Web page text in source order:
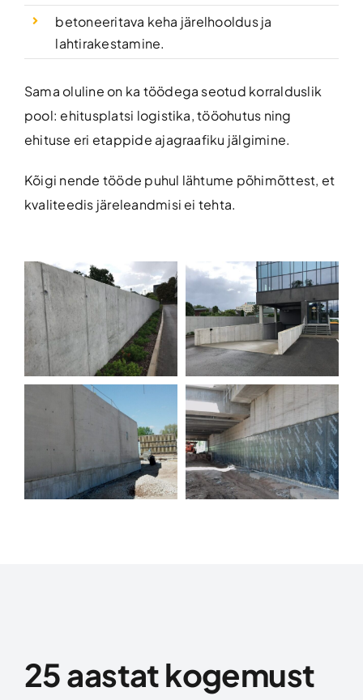
betoneeritava keha järelhooldus ja
lahtirakestamine.
Sama oluline on ka töödega seotud korralduslik
pool: ehitusplatsi logistika, tööohutus ning
ehituse eri etappide ajagraafiku jälgimine.
Kõigi nende tööde puhul lähtume põhimõttest, et
kvaliteedis järeleandmisi ei tehta.
25 aastat kogemust